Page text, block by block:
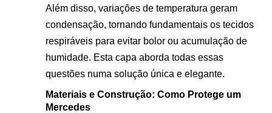
Além disso, variações de temperatura geram
condensação, tornando fundamentais os tecidos
respiráveis para evitar bolor ou acumulação de
humidade. Esta capa aborda todas essas
questões numa solução única e elegante.
Materiais e Construção: Como Protege um
Mercedes